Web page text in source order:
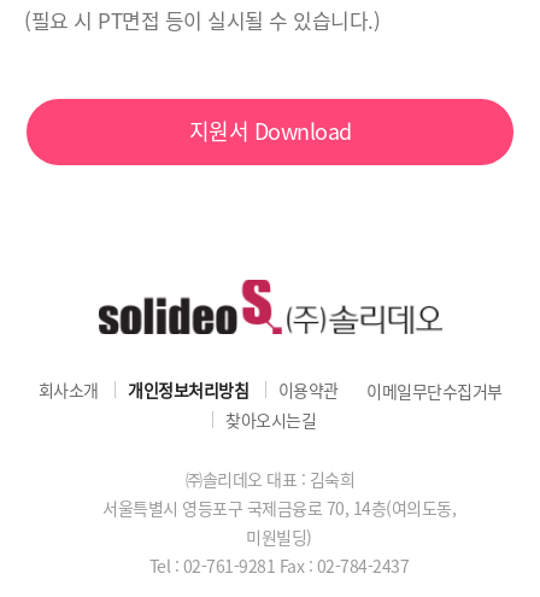
(필요 시 PT면접 등이 실시될 수 있습니다.)
지원서 Download
회사소개 개인정보처리방침 이용약관
이메일무단수집거부
찾아오시는길
㈜솔리데오 대표 : 김숙희
서울특별시 영등포구 국제금융로 70, 14층(여의도동,
미원빌딩)
Tel : 02-761-9281 Fax : 02-784-2437